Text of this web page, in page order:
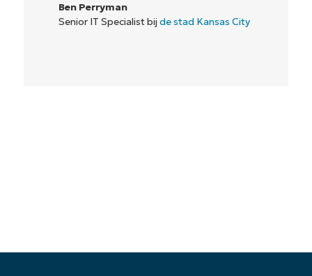
Ben Perryman
Senior IT Specialist bij de stad Kansas City